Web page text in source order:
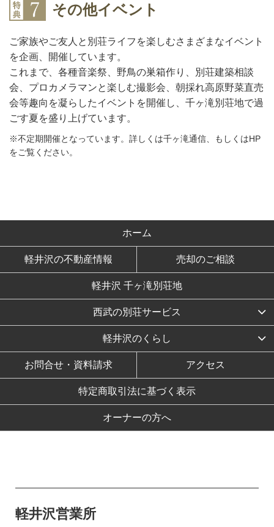
その他イベント
ご家族やご友人と別荘ライフを楽しむさまざまなイベント
を企画、開催しています。
これまで、各種音楽祭、野鳥の巣箱作り、別荘建築相談
会、プロカメラマンと楽しむ撮影会、朝採れ高原野菜直売
会等趣向を凝らしたイベントを開催し、千ヶ滝別荘地で過
ごす夏を盛り上げています。
※不定期開催となっています。詳しくは千ヶ滝通信、もしくはHP
をご覧ください。
ホーム
軽井沢の不動産情報 売却のご相談
軽井沢 千ヶ滝別荘地
西武の別荘サービス
軽井沢のくらし
お問合せ・資料請求 アクセス
特定商取引法に基づく表示
オーナーの方へ
軽井沢営業所